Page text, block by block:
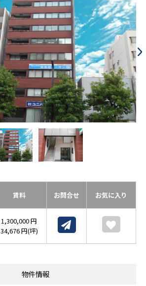
賃料 お問合せ お気に入り
1,300,000 円
34,676 円(坪)
物件情報